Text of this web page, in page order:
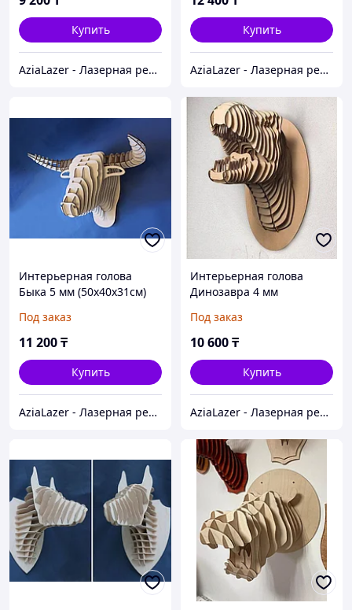
Купить
AziaLazer - Лазерная резка и гравировка / Изделия для бизнеса и праздничных мероприятий
Купить
AziaLazer - Лазерная резка и гравировка / Изделия для бизнеса и праздничных мероприятий
Интерьерная голова
Быка 5 мм (50х40х31см)
Под заказ
11 200₸
Купить
AziaLazer - Лазерная резка и гравировка / Изделия для бизнеса и праздничных мероприятий
Интерьерная голова
Динозавра 4 мм
Под заказ
10 600₸
Купить
AziaLazer - Лазерная резка и гравировка / Изделия для бизнеса и праздничных мероприятий